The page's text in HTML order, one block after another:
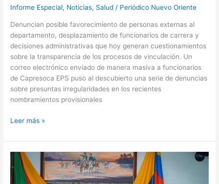
Informe Especial, Noticias, Salud / Periódico Nuevo Oriente
Denuncian posible favorecimiento de personas externas al
departamento, desplazamiento de funcionarios de carrera y
decisiones administrativas que hoy generan cuestionamientos
sobre la transparencia de los procesos de vinculación. Un
correo electrónico enviado de manera masiva a funcionarios
de Capresoca EPS puso al descubierto una serie de denuncias
sobre presuntas irregularidades en los recientes
nombramientos provisionales
Leer más »
Tribunal
de
Casanare